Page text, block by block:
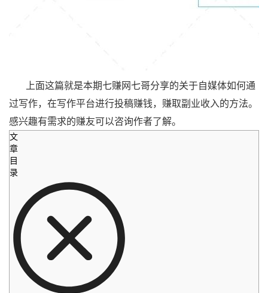
上面这篇就是本期七赚网七哥分享的关于自媒体如何通
过写作，在写作平台进行投稿赚钱，赚取副业收入的方法。
感兴趣有需求的赚友可以咨询作者了解。
文
章
目
录